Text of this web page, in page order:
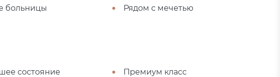
больницы
Рядом с мечетью
состояние
Премиум класс